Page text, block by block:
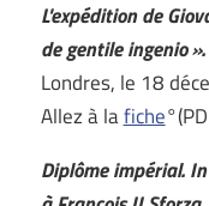
L'expédition de
de gentile ingenio
Londres, le 18
Allez à lafiche
Diplôme impérial.